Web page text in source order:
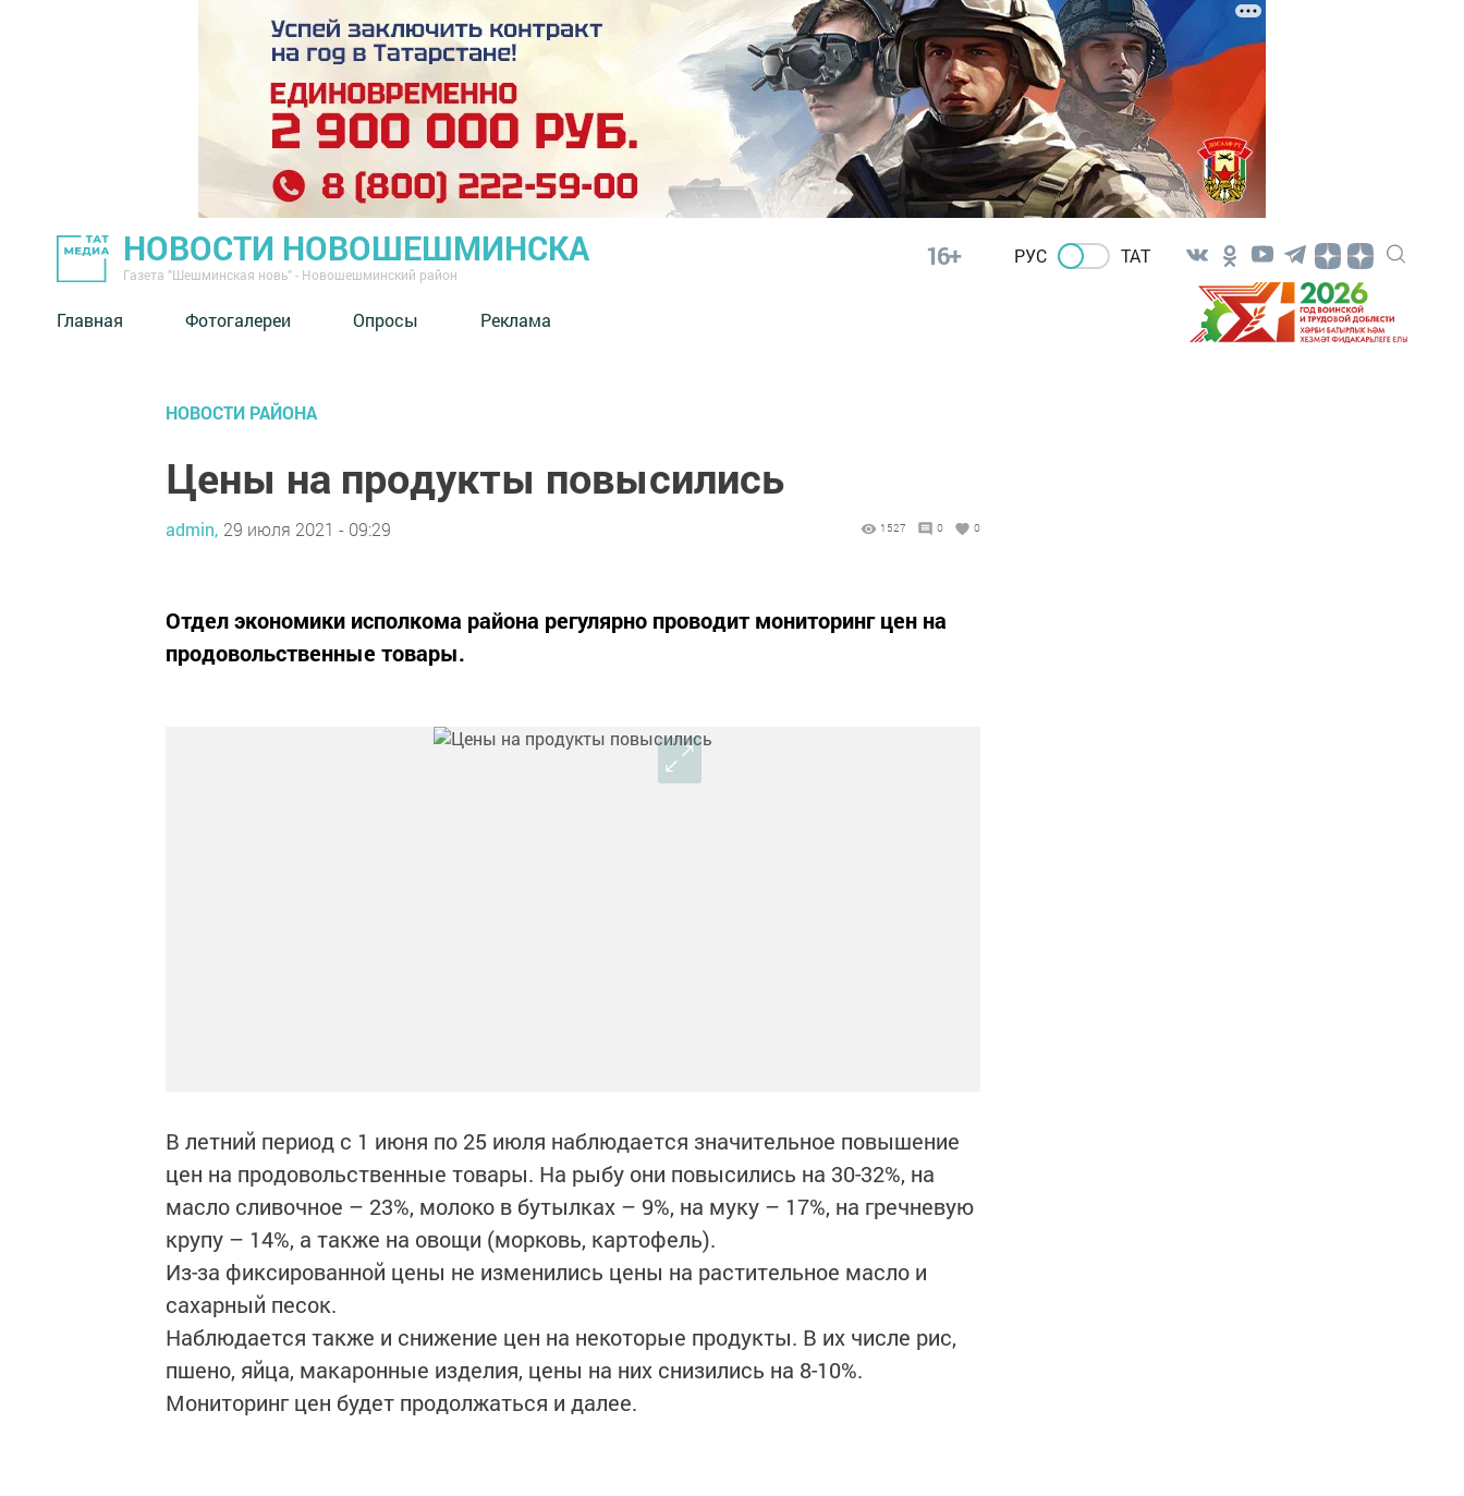
НОВОСТИ НОВОШЕШМИНСКА
Газета "Шешминская новь" - Новошешминский район
16+ РУС ТАТ
Главная Фотогалереи Опросы Реклама
НОВОСТИ РАЙОНА
Цены на продукты повысились
admin, 29 июля 2021 - 09:29 1527 0 0
Отдел экономики исполкома района регулярно проводит мониторинг цен на
продовольственные товары.
В летний период с 1 июня по 25 июля наблюдается значительное повышение
цен на продовольственные товары. На рыбу они повысились на 30-32%, на
масло сливочное – 23%, молоко в бутылках – 9%, на муку – 17%, на гречневую
крупу – 14%, а также на овощи (морковь, картофель).
Из-за фиксированной цены не изменились цены на растительное масло и
сахарный песок.
Наблюдается также и снижение цен на некоторые продукты. В их числе рис,
пшено, яйца, макаронные изделия, цены на них снизились на 8-10%.
Мониторинг цен будет продолжаться и далее.